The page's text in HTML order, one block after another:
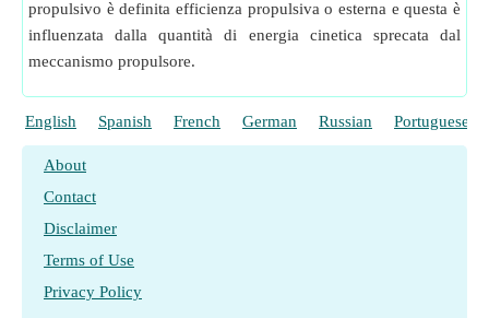
propulsivo è definita efficienza propulsiva o esterna e questa è
influenzata dalla quantità di energia cinetica sprecata dal
meccanismo propulsore.
English Spanish French German Russian Portuguese
About
Contact
Disclaimer
Terms of Use
Privacy Policy